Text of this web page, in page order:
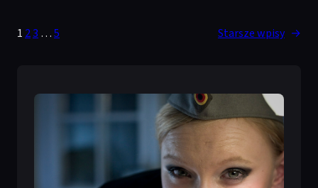
1 23 …5 Starsze wpisy →